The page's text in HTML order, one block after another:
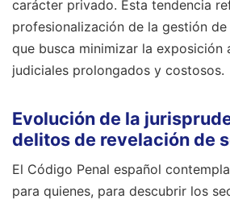
carácter privado. Esta tendencia
profesionalización de la gestión
que busca minimizar la exposición
judiciales prolongados y costosos.
Evolución de la
delitos de revelación de
El Código Penal español
para quienes, para descubrir los